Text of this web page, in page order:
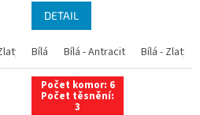
dub Bílá - Tmavý dub Bílá -
DETAIL
Bílá Bílá - Antracit Bílá - Zlatý
Počet komor: 6
Počet těsnění:
3